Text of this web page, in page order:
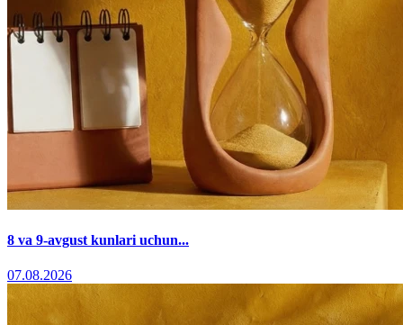
8 va 9-avgust kunlari uchun...
07.08.2026